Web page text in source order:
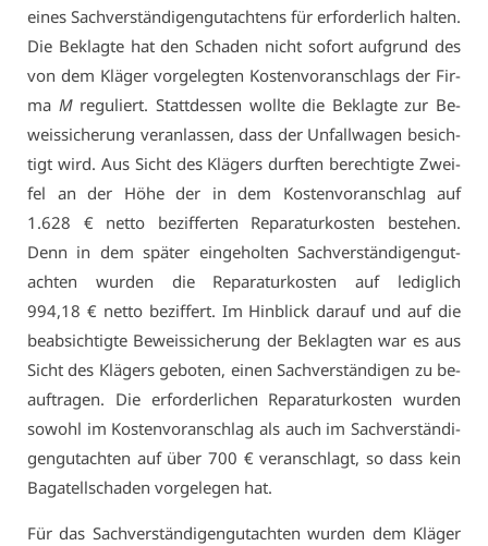
ei­nes Sach­ver­stän­di­gen­gut­ach­tens für er­for­der­lich hal­ten.
Die Be­klag­te hat den Scha­den nicht so­fort auf­grund des
von dem Klä­ger vor­ge­leg­ten Kos­ten­vor­an­schlags der Fir­
ma Mre­gu­liert. Statt­des­sen woll­te die Be­klag­te zur Be­
weis­si­che­rung ver­an­las­sen, dass der Un­fall­wa­gen be­sich­
tigt wird. Aus Sicht des Klä­gers durf­ten be­rech­tig­te Zwei­
fel an der Hö­he der in dem Kos­ten­vor­an­schlag auf
1.628 € net­to be­zif­fer­ten Re­pa­ra­tur­kos­ten be­ste­hen.
Denn in dem spä­ter ein­ge­hol­ten Sach­ver­stän­di­gen­gut­
ach­ten wur­den die Re­pa­ra­tur­kos­ten auf le­dig­lich
994,18 € net­to be­zif­fert. Im Hin­blick dar­auf und auf die
be­ab­sich­tig­te Be­weis­si­che­rung der Be­klag­ten war es aus
Sicht des Klä­gers ge­bo­ten, ei­nen Sach­ver­stän­di­gen zu be­
auf­tra­gen. Die er­for­der­li­chen Re­pa­ra­tur­kos­ten wur­den
so­wohl im Kos­ten­vor­an­schlag als auch im Sach­ver­stän­di­
gen­gut­ach­ten auf über 700 € ver­an­schlagt, so dass kein
Ba­ga­tell­scha­den vor­ge­le­gen hat.
Für das Sach­ver­stän­di­gen­gut­ach­ten wur­den dem Klä­ger